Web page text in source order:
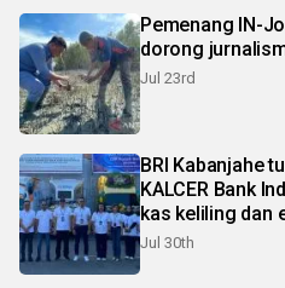
Pemenang IN-
dorong
Jul 23rd
BRI Kabanjahe
KALCER Bank
kas keliling dan
pelosok Karo
Jul 30th